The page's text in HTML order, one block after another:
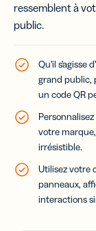
ressemblent à
public.
Qu’il
grand public,
un code QR
votre
irrésistible.
Utilisez votre
panneaux,
interactions